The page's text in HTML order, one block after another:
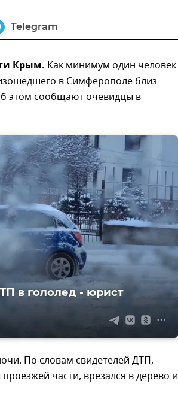
Telegram
Крым. Как минимум один человек
в Симферополе близ
этом сообщают очевидцы в
в гололед - юрист
По словам свидетелей ДТП,
части, врезался в дерево и